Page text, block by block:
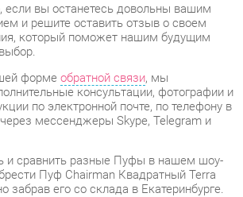
консультации, фотографии и
по электронной почте, по телефону в
мессенджеры Skype, Telegram и
сравнить разные Пуфы в нашем шоу-
Пуф Chairman Квадратный Terra
забрав его со склада в Екатеринбурге.
адресах и магазинах доступна на
Экокожа